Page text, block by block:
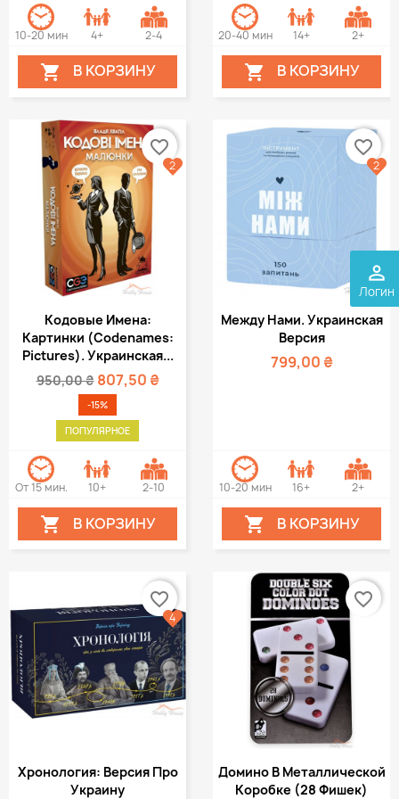
perm_identity
Логин
10-20 мин 4+ 2-4
 В КОРЗИНУ
20-40 мин 14+ 2+
 В КОРЗИНУ
Кодовые Имена:
Картинки (Codenames:
Pictures). Украинская...
950,00 ₴ 807,50 ₴
-15%
ПОПУЛЯРНОЕ
От 15 мин. 10+ 2-10
 В КОРЗИНУ
favorite_border
2
Между Нами. Украинская
Версия
799,00 ₴
10-20 мин 16+ 2+
 В КОРЗИНУ
favorite_border
2
Хронология: Версия Про
Украину
favorite_border
4
Домино В Металлической
Коробке (28 Фишек)
favorite_border